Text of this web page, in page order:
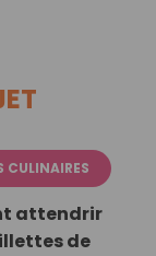
CULINAIRES
attendrir
de